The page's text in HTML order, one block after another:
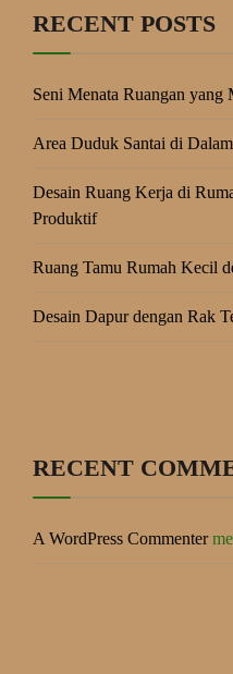
RECENT POSTS
Seni Menata Ruangan
Area Duduk Santai di
Desain Ruang Kerja di
Produktif
Ruang Tamu Rumah Kecil
Desain Dapur dengan Rak
RECENT
A WordPress Commenter